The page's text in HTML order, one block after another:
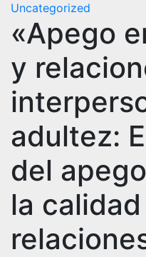
Uncategorized
«Apego
y
adultez:
del
la